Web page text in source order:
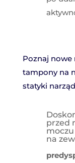
Poznaj nowe
tampony na
statyki
przed
na